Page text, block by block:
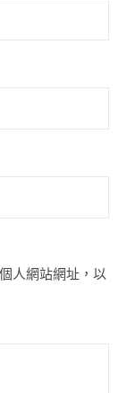
人網站網址，以